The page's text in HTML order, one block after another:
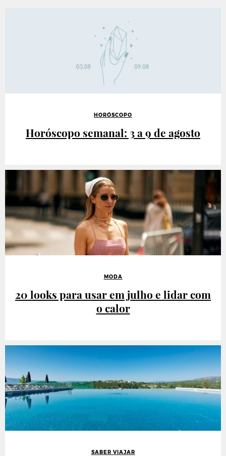
HORÓSCOPO
Horóscopo semanal: 3 a 9 de agosto
MODA
20 looks para usar em julho e lidar com
o calor
SABER VIAJAR